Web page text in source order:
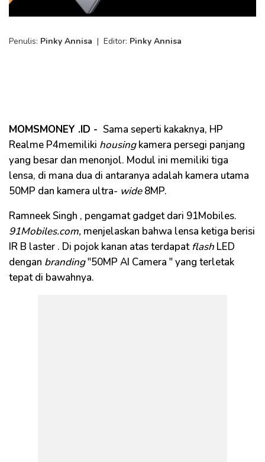
Penulis: Pinky Annisa | Editor: Pinky Annisa
MOMSMONEY .ID - Sama seperti kakaknya, HP
Realme P4memiliki housingkamera persegi panjang
yang besar dan menonjol. Modul ini memiliki tiga
lensa, di mana dua di antaranya adalah kamera utama
50MP dan kamera ultra- wide8MP.
RamneekSingh , pengamatgadgetdari 91Mobiles.
91Mobiles.com, menjelaskan bahwa lensa ketiga berisi
IR B laster . Di pojok kanan atas terdapat flash LED
dengan branding"50MP AI Camera " yang terletak
tepat di bawahnya.